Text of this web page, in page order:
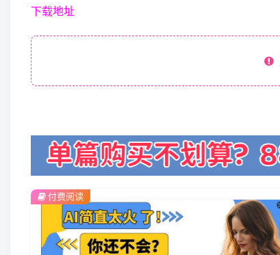
下载地址
付费阅读